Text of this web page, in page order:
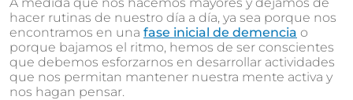
hacer rutinas de nuestro día a día, ya sea porque nos
encontramos en una fase inicial de demencia o
porque bajamos el ritmo, hemos de ser conscientes
que debemos esforzarnos en desarrollar actividades
que nos permitan mantener nuestra mente activa y
nos hagan pensar.